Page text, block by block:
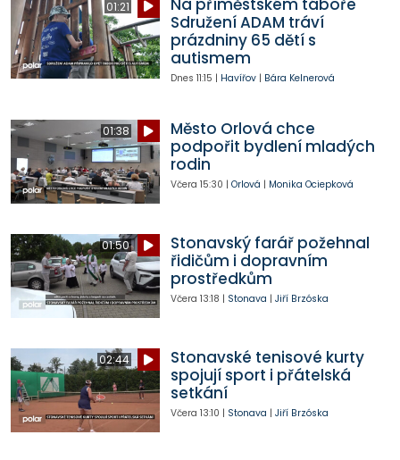
01:21
Na příměstském táboře
Sdružení ADAM tráví
prázdniny 65 dětí s
autismem
Dnes 11:15 | Havířov| Bára Kelnerová
01:38
Město Orlová chce
podpořit bydlení mladých
rodin
Včera 15:30 | Orlová | Monika Ociepková
01:50
Stonavský farář požehnal
řidičům i dopravním
prostředkům
Včera 13:18 | Stonava | Jiří Brzóska
02:44
Stonavské tenisové kurty
spojují sport i přátelská
setkání
Včera 13:10 | Stonava | Jiří Brzóska